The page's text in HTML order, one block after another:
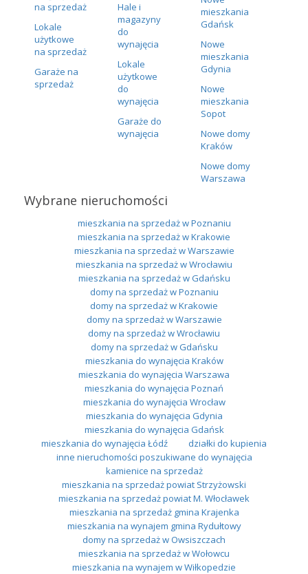
na sprzedaż
Lokale
użytkowe
na sprzedaż
Garaże na
sprzedaż
Hale i
magazyny
do
wynajęcia
Lokale
użytkowe
do
wynajęcia
Garaże do
wynajęcia
mieszkania
Gdańsk
Nowe
mieszkania
Gdynia
Nowe
mieszkania
Sopot
Nowe domy
Kraków
Nowe domy
Warszawa
Wybrane nieruchomości
mieszkania na sprzedaż w Poznaniu
mieszkania na sprzedaż w Krakowie
mieszkania na sprzedaż w Warszawie
mieszkania na sprzedaż w Wrocławiu
mieszkania na sprzedaż w Gdańsku
domy na sprzedaż w Poznaniu
domy na sprzedaż w Krakowie
domy na sprzedaż w Warszawie
domy na sprzedaż w Wrocławiu
domy na sprzedaż w Gdańsku
mieszkania do wynajęcia Kraków
mieszkania do wynajęcia Warszawa
mieszkania do wynajęcia Poznań
mieszkania do wynajęcia Wrocław
mieszkania do wynajęcia Gdynia
mieszkania do wynajęcia Gdańsk
mieszkania do wynajęcia Łódź
działki do kupienia
inne nieruchomości poszukiwane do wynajęcia
kamienice na sprzedaż
mieszkania na sprzedaż powiat Strzyżowski
mieszkania na sprzedaż powiat M. Włocławek
mieszkania na sprzedaż gmina Krajenka
mieszkania na wynajem gmina Rydułtowy
domy na sprzedaż w Owsiszczach
mieszkania na sprzedaż w Wołowcu
mieszkania na wynajem w Wiłkopedzie